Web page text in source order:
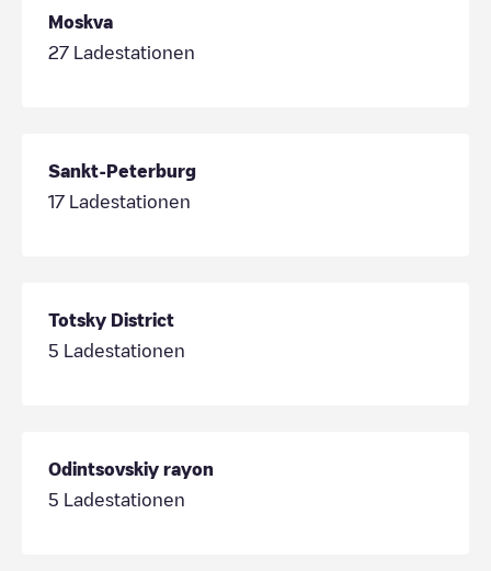
Moskva
27 Ladestationen
Sankt-Peterburg
17 Ladestationen
Totsky District
5 Ladestationen
Odintsovskiy rayon
5 Ladestationen